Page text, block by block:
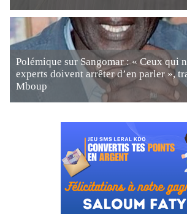
Polémique sur Sangomar : « Ceux qui
experts doivent arrêter d’en parler »,
Mboup